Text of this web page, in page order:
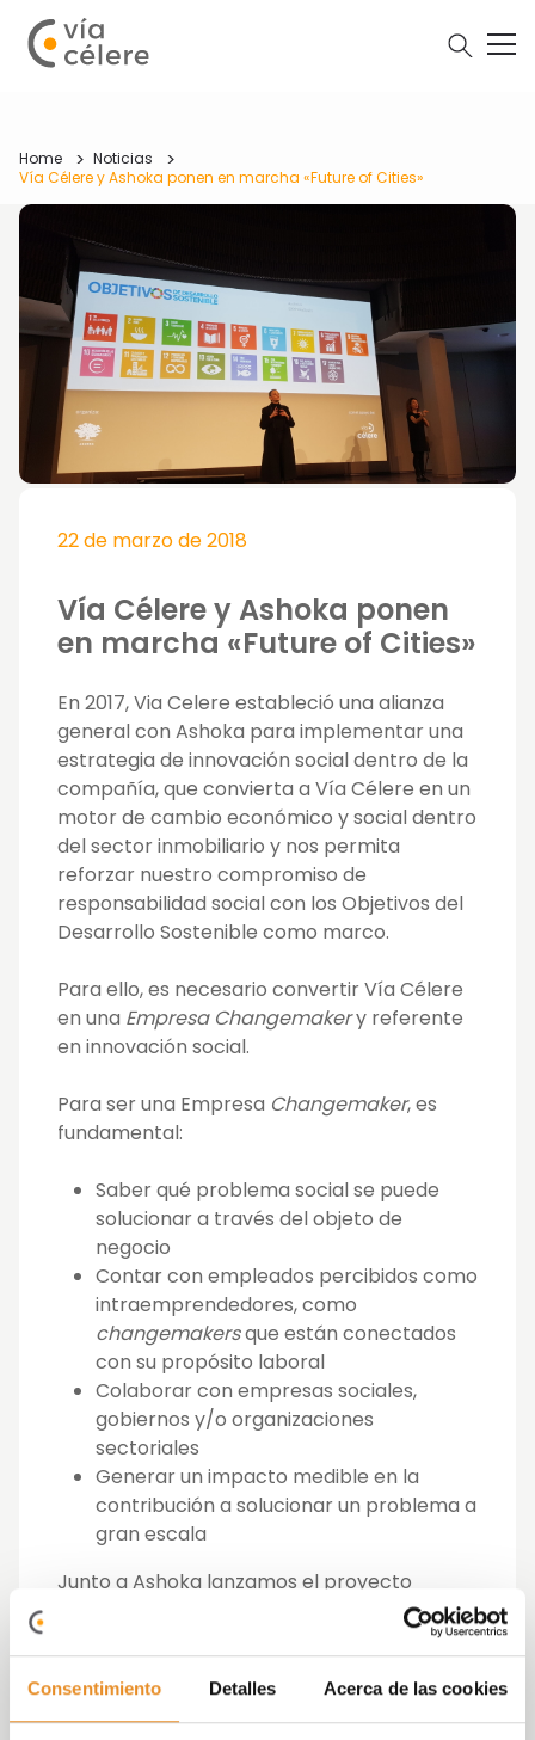
Consentimiento Detalles Acerca de las cookies
Home
Noticias
Vía Célere y Ashoka ponen en marcha «Future of Cities»
22 de marzo de 2018
Vía Célere y Ashoka ponen
en marcha «Future of Cities»
En 2017, Via Celere estableció una alianza
general con Ashoka para implementar una
estrategia de innovación social dentro de la
compañía, que convierta a Vía Célere en un
motor de cambio económico y social dentro
del sector inmobiliario y nos permita
reforzar nuestro compromiso de
responsabilidad social con los Objetivos del
Desarrollo Sostenible como marco.
Para ello, es necesario convertir Vía Célere
en una Empresa Changemakery referente
en innovación social.
Para ser una Empresa Changemaker, es
fundamental:
Saber qué problema social se puede
solucionar a través del objeto de
negocio
Contar con empleados percibidos como
intraemprendedores, como
changemakersque están conectados
con su propósito laboral
Colaborar con empresas sociales,
gobiernos y/o organizaciones
sectoriales
Generar un impacto medible en la
contribución a solucionar un problema a
gran escala
Junto a Ashoka lanzamos el proyecto
“Future of Cities” con el objetivo de impulsar
una transformación para que las ciudades
Las ciudades son hervideros del progreso en